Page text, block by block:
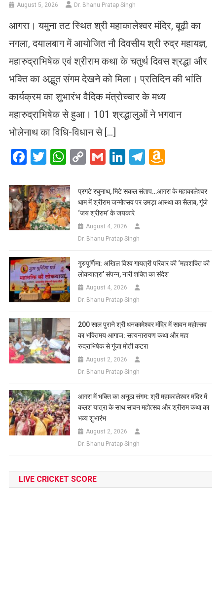
August 5, 2026 Dr. Bhanu Pratap Singh
आगरा। यमुना तट स्थित श्री महाकालेश्वर मंदिर, बूढ़ी का
नगला, दयालबाग में आयोजित नौ दिवसीय श्री रुद्र महायज्ञ,
महारुद्राभिषेक एवं श्रीराम कथा के चतुर्थ दिवस श्रद्धा और
भक्ति का अद्भुत संगम देखने को मिला। प्रतिदिन की भांति
कार्यक्रम का शुभारंभ वैदिक मंत्रोच्चार के मध्य
महारुद्राभिषेक से हुआ। 101 श्रद्धालुओं ने भगवान
भोलेनाथ का विधि-विधान से […]
Facebook
Twitter
WhatsApp
CopyGmailLinkedIn
Telegram
List
प्रगटे रघुनाथ, मिटे सकल संताप…आगरा के महाकालेश्वर
धाम में श्रीराम जन्मोत्सव पर उमड़ा आस्था का सैलाब, गूंजे
‘जय श्रीराम’ के जयकारे
August 4, 2026
Dr. Bhanu Pratap Singh
गुरुपूर्णिमा: अखिल विश्व गायत्री परिवार की ‘महाशक्ति की
लोकयात्रा’ संपन्न, नारी शक्ति का संदेश
August 4, 2026
Dr. Bhanu Pratap Singh
200 साल पुराने श्री धनकामेश्वर मंदिर में सावन महोत्सव
का भक्तिमय आगाज: सत्यनारायण कथा और महा
रुद्राभिषेक से गूंजा मोती कटरा
August 2, 2026
Dr. Bhanu Pratap Singh
आगरा में भक्ति का अनूठा संगम: श्री महाकालेश्वर मंदिर में
कलश यात्रा के साथ सावन महोत्सव और श्रीराम कथा का
भव्य शुभारंभ
August 2, 2026
Dr. Bhanu Pratap Singh
LIVE CRICKET SCORE